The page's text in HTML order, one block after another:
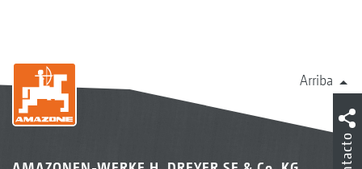
Arriba